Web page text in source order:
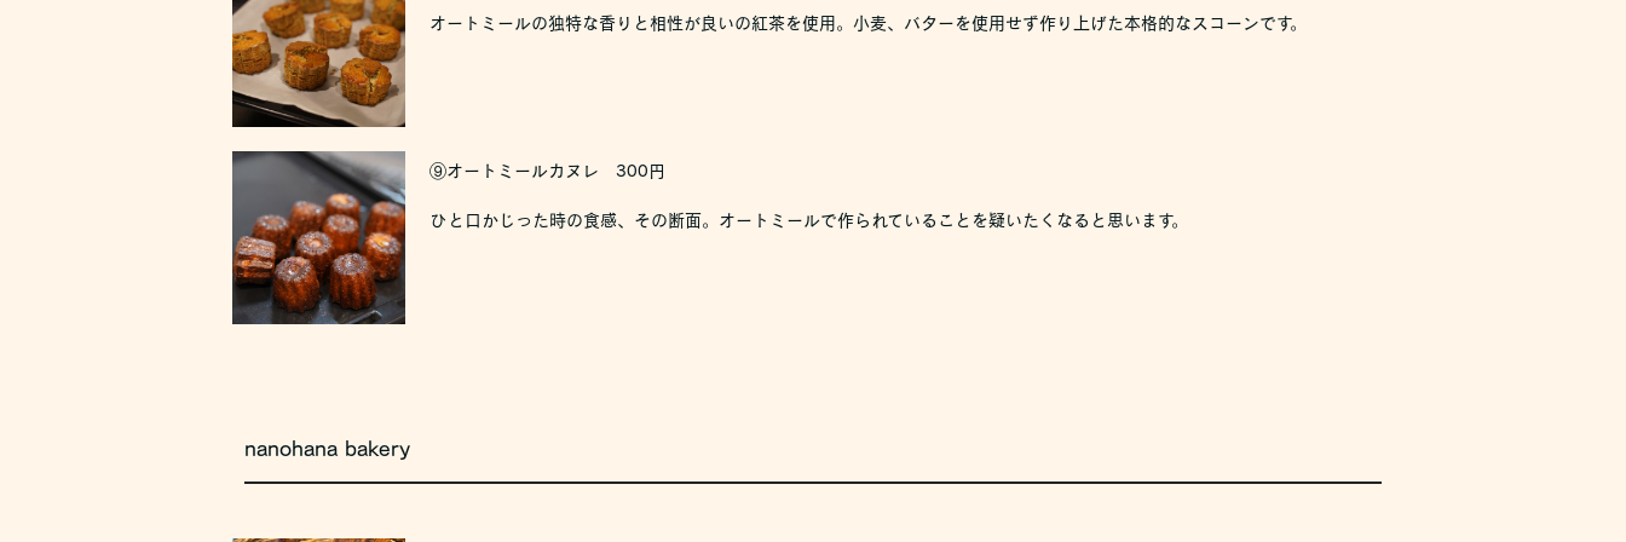
オートミールの独特な香りと相性が良いの紅茶を使用。小麦、バターを使用せず作り上げた本格的なスコーンです。
⑨オートミールカヌレ 300円
ひと口かじった時の食感、その断面。オートミールで作られていることを疑いたくなると思います。
nanohana bakery